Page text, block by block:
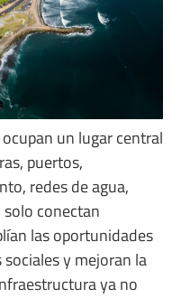
un lugar central
puertos,
redes de agua,
conectan
las oportunidades
y mejoran la
ya no